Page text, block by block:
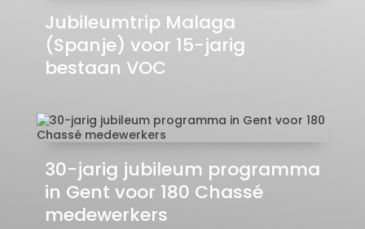
Jubileumtrip Malaga
(Spanje) voor 15-jarig
bestaan VOC
30-jarig jubileum programma
in Gent voor 180 Chassé
medewerkers